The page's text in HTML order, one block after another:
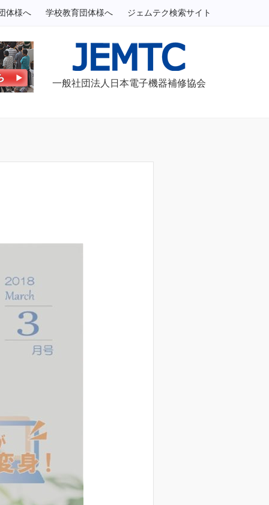
体様へ 学校教育団体様へ ジェムテク検索サイト
一般社団法人日本電子機器補修協会